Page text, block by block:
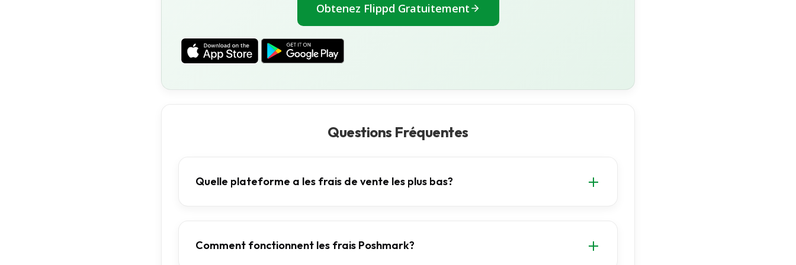
Obtenez Flippd Gratuitement
Questions Fréquentes
Quelle plateforme a les frais de vente les plus bas?
Comment fonctionnent les frais Poshmark?